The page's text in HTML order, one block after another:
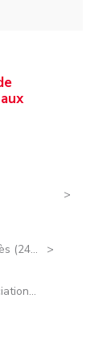
(24...